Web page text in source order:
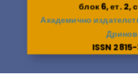
блок 6, ет. 2,
Академично
ISSN